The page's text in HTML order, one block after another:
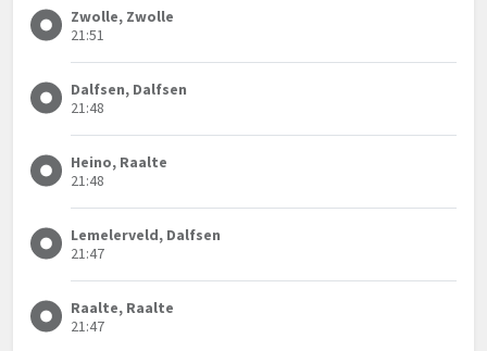
Zwolle, Zwolle
21:51
Dalfsen, Dalfsen
21:48
Heino, Raalte
21:48
Lemelerveld, Dalfsen
21:47
Raalte, Raalte
21:47